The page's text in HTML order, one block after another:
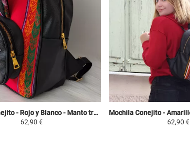
Mochila Conejito - Rojo y Blanco - Manto tradicional Peruano Blanquirroja
62,90 €
62,90 €